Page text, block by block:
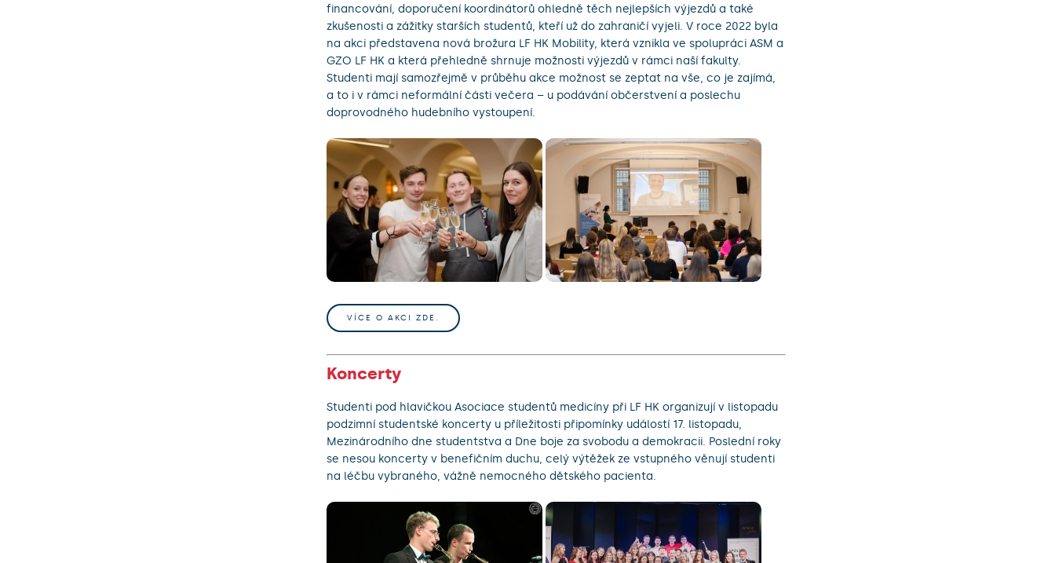
financování, doporučení koordinátorů ohledně těch nejlepších výjezdů a také
zkušenosti a zážitky starších studentů, kteří už do zahraničí vyjeli. V roce 2022 byla
na akci představena nová brožura LF HK Mobility, která vznikla ve spolupráci ASM a
GZO LF HK a která přehledně shrnuje možnosti výjezdů v rámci naší fakulty.
Studenti mají samozřejmě v průběhu akce možnost se zeptat na vše, co je zajímá,
a to i v rámci neformální části večera – u podávání občerstvení a poslechu
doprovodného hudebního vystoupení.
VÍCE O AKCI ZDE.
Koncerty
Studenti pod hlavičkou Asociace studentů medicíny při LF HK organizují v listopadu
podzimní studentské koncerty u příležitosti připomínky událostí 17. listopadu,
Mezinárodního dne studentstva a Dne boje za svobodu a demokracii. Poslední roky
se nesou koncerty v benefičním duchu, celý výtěžek ze vstupného věnují studenti
na léčbu vybraného, vážně nemocného dětského pacienta.